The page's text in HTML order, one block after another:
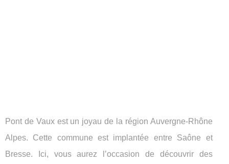
Pont de Vaux est un joyau de la région Auvergne-Rhône
Alpes. Cette commune est implantée entre Saône et
Bresse. Ici, vous aurez l’occasion de découvrir des